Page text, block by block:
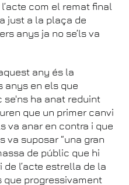
com el remat final
just a la plaça de
anys ja no se’ls va
any és la
anys en els que
se'ns ha anat reduint
que un primer canvi
va anar en contra i que
va suposar “una gran
de públic que hi
l’acte estrella de la
que progressivament